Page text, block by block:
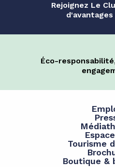
Rejoignez Le
Éco-
Tourisme
Boutique &